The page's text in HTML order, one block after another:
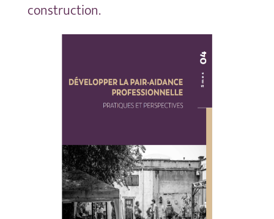
construction.